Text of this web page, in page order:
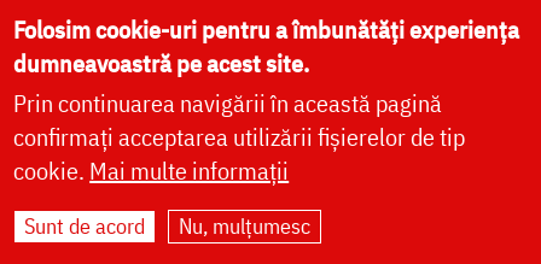
DONEAZĂ ONLINE PENTRU CATEDRALA NAȚIONALĂ
LIVE
Site dezvoltat deDOXOLOGIA MEDIA
Folosim cookie-uri pentru a îmbunătăți experiența
dumneavoastră pe acest site.
Prin continuarea navigării în această pagină
confirmați acceptarea utilizării fișierelor de tip
cookie. Mai multe informații
Sunt de acord Nu, mulțumesc